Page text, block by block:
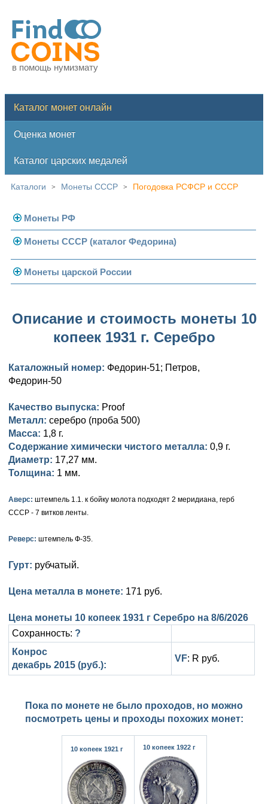
в помощь нумизмату
Каталог монет онлайн
Оценка монет
Каталог царских медалей
Каталоги > Монеты СССР > Погодовка РСФСР и СССР
Монеты РФ
Современная Россия
Монеты 1991-1993 гг.
Монеты СССР (каталог Федорина)
Погодовка СССР
Золотые червонцы
Памятные и юбилейные
Монеты царской России
Золото
Медь
Для Финляндии
Памятные и донативные
Александр III (1881-1894)
Серебро
Для Финляндии
Памятные и донативные
Александр II (1855-1881)
Золото
Медь
Для Финляндии
Памятные и донативные
Николай I (1825-1855)
Серебро
Медь
Для Грузии
Для Польши
Памятные и донативные
Золото
Серебро
Для Польши
Павел I (1796-1801)
Золото
Серебро
Екатерина II (1762-1796)
Медь
Сибирские монеты
Для Молдавии и Валахии
Таврические монеты
Петр III (1762)
Золото
Серебро
Медь
Для Пруссии
Ливонезы
Альбертусталер
Иоанн Антонович (1740-1741)
Анна Иоанновна (1730-1740)
Петр II (1727-1730)
Екатерина I (1725-1727)
Петр I (1682-1725)
Золото
Серебро
Описание и стоимость монеты 10
копеек 1931 г. Серебро
Каталожный номер: Федорин-51; Петров,
Федорин-50
Качество выпуска: Proof
Металл: серебро (проба 500)
Масса: 1,8 г.
Содержание химически чистого металла: 0,9 г.
Диаметр: 17,27 мм.
Толщина: 1 мм.
Аверс: штемпель 1.1. к бойку молота подходят 2 меридиана, герб
СССР - 7 витков ленты.
Реверс: штемпель Ф-35.
Гурт: рубчатый.
Цена металла в монете: 171 руб.
Цена монеты 10 копеек 1931 г Серебро на 8/6/2026
Сохранность: ?
Конрос
декабрь 2015 (руб.):
VF: R руб.
Пока по монете не было проходов, но можно
посмотреть цены и проходы похожих монет:
10 копеек 1921 г 10 копеек 1922 г